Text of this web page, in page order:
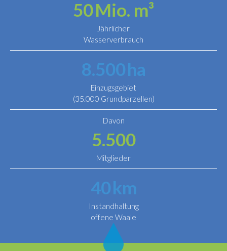
50Mio. m³
Jährlicher
Wasserverbrauch
8.500ha
Einzugsgebiet
(35.000 Grundparzellen)
Davon
5.500
Mitglieder
40km
Instandhaltung
offene Waale